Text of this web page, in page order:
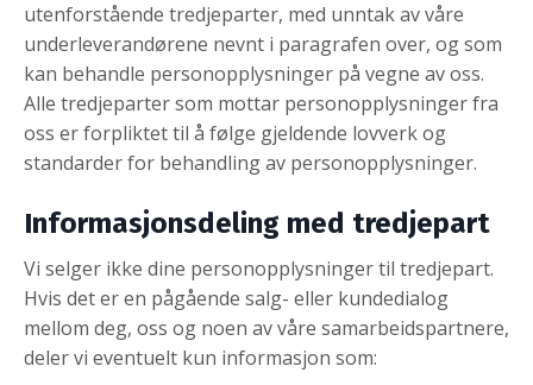
utenforstående tredjeparter, med unntak av våre
underleverandørene nevnt i paragrafen over, og som
kan behandle personopplysninger på vegne av oss.
Alle tredjeparter som mottar personopplysninger fra
oss er forpliktet til å følge gjeldende lovverk og
standarder for behandling av personopplysninger.
Informasjonsdeling med tredjepart
Vi selger ikke dine personopplysninger til tredjepart.
Hvis det er en pågående salg- eller kundedialog
mellom deg, oss og noen av våre samarbeidspartnere,
deler vi eventuelt kun informasjon som: